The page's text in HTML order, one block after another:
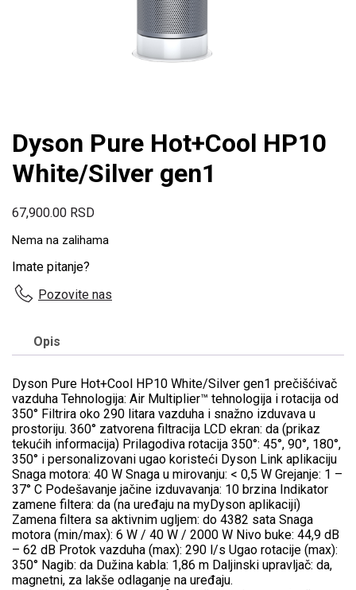
Dyson Pure Hot+Cool HP10
White/Silver gen1
67,900.00 RSD
Nema na zalihama
Imate pitanje?
Pozovite nas
Opis
Dyson Pure Hot+Cool HP10 White/Silver gen1 prečišćivač
vazduha Tehnologija: Air Multiplier™ tehnologija i rotacija od
350° Filtrira oko 290 litara vazduha i snažno izduvava u
prostoriju. 360° zatvorena filtracija LCD ekran: da (prikaz
tekućih informacija) Prilagodiva rotacija 350°: 45°, 90°, 180°,
350° i personalizovani ugao koristeći Dyson Link aplikaciju
Snaga motora: 40 W Snaga u mirovanju: < 0,5 W Grejanje: 1 –
37° C Podešavanje jačine izduvavanja: 10 brzina Indikator
zamene filtera: da (na uređaju na myDyson aplikaciji)
Zamena filtera sa aktivnim ugljem: do 4382 sata Snaga
motora (min/max): 6 W / 40 W / 2000 W Nivo buke: 44,9 dB
– 62 dB Protok vazduha (max): 290 l/s Ugao rotacije (max):
350° Nagib: da Dužina kabla: 1,86 m Daljinski upravljač: da,
magnetni, za lakše odlaganje na uređaju.